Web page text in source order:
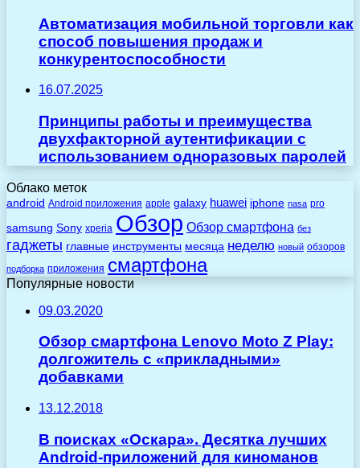
Автоматизация мобильной торговли как
способ повышения продаж и
конкурентоспособности
16.07.2025
Принципы работы и преимущества
двухфакторной аутентификации с
использованием одноразовых паролей
Облако меток
android Android приложения apple galaxy huawei iphone nasa pro
samsung Sony xperia Обзор Обзор смартфона без
гаджеты главные инструменты месяца неделю новый обзоров
подборка приложения смартфона
Популярные новости
09.03.2020
Обзор смартфона Lenovo Moto Z Play:
долгожитель с «прикладными»
добавками
13.12.2018
В поисках «Оскара». Десятка лучших
Android-приложений для киноманов